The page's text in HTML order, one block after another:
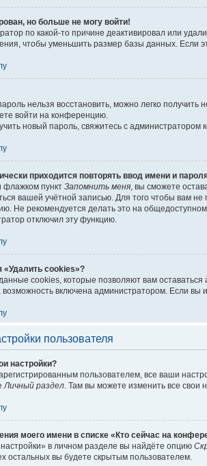
но больше не могу войти!
по какой-то причине деактивировал или
чтобы уменьшить размер базы данных. Если
нельзя восстановить, можно легко
войти на конференцию.
новый пароль, свяжитесь с администратором
приходится повторять ввод имени и
флажком пункт Запомнить меня , вы сможете
вашей учётной записью. Для того чтобы вам
Не рекомендуется делать это на
отключил эту функцию.
«Удалить cookies»?
cookies, которые позволяют вам
включена администратором. Если
пользователя
настройки?
пользователем, все ваши
Личный раздел . Там вы можете изменить все свои
моего имени в списке «Кто сейчас на
в личном разделе вы найдёте опцию
остальных вы будете скрытым пользователем.